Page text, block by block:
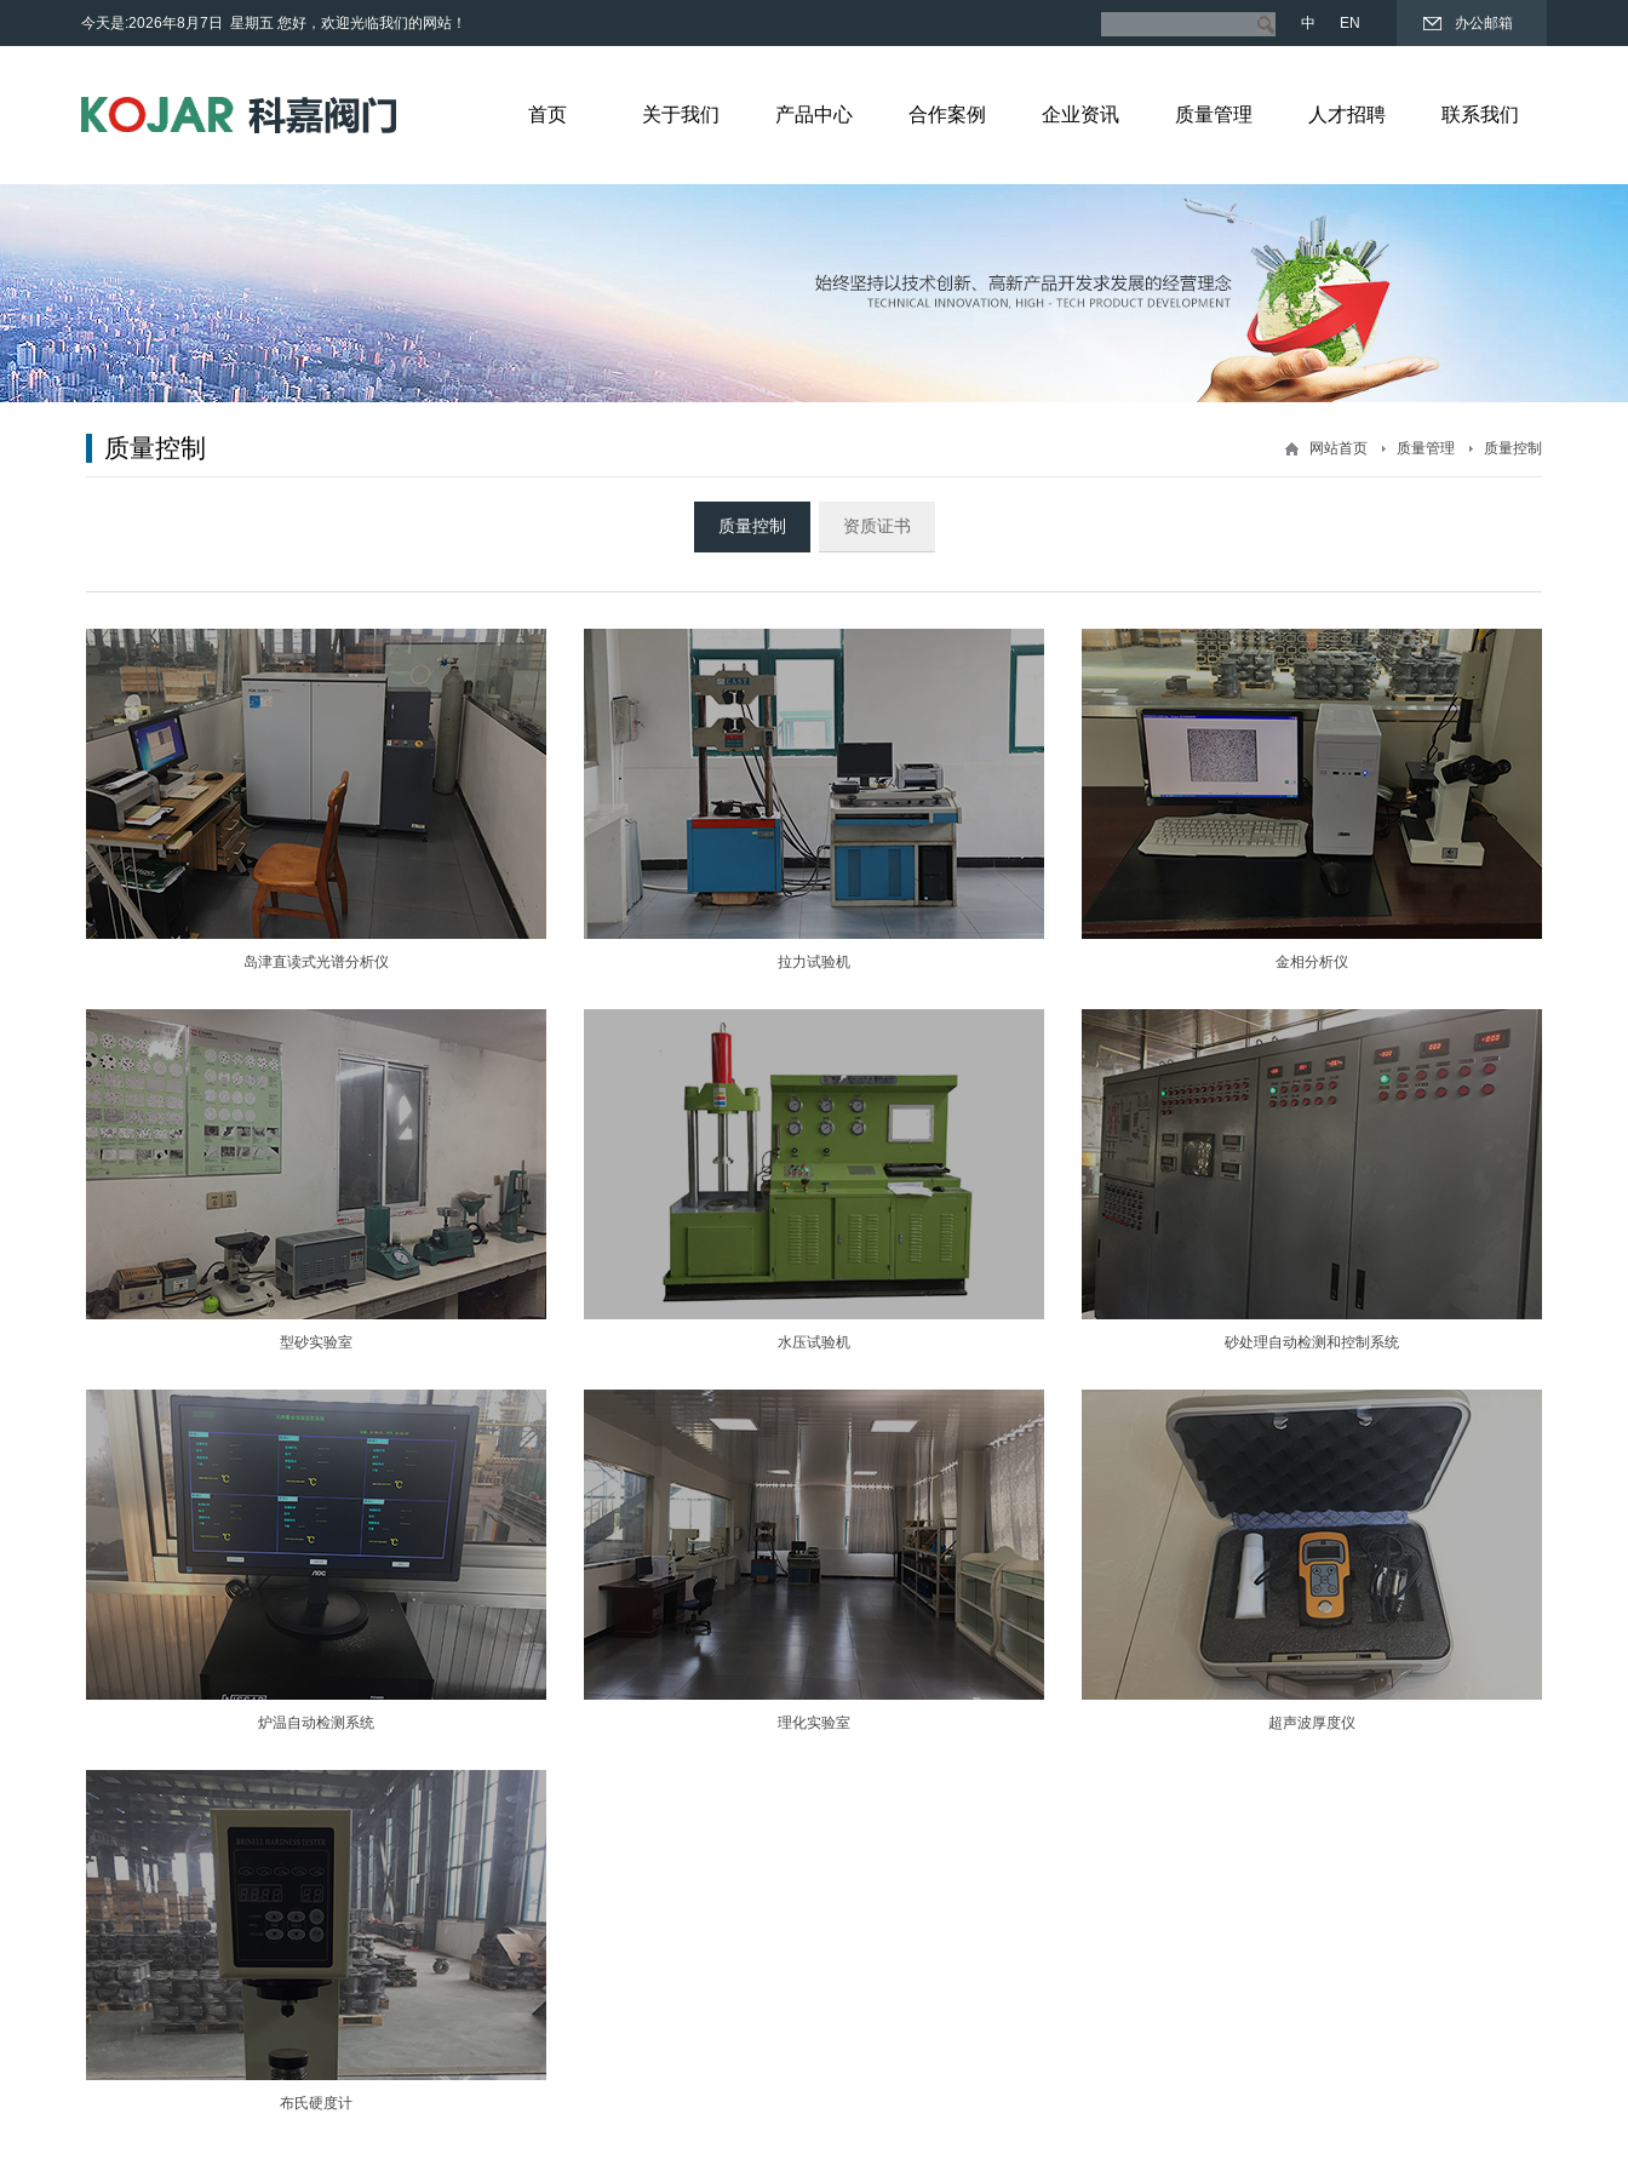
今天是:2026年8月7日 星期五 您好，欢迎光临我们的网站！ 办公邮箱
中 EN
首页 关于我们 产品中心 合作案例 企业资讯 质量管理 人才招聘 联系我们
网站首页 质量管理 质量控制
质量控制
质量控制 资质证书
岛津直读式光谱分析仪 拉力试验机 金相分析仪
型砂实验室 水压试验机 砂处理自动检测和控制系统
炉温自动检测系统 理化实验室 超声波厚度仪
布氏硬度计